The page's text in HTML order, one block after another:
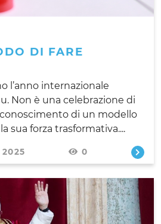
DI FARE
l’anno internazionale
Non è una celebrazione di
di un modello
sua forza trasformativa....
2025 0